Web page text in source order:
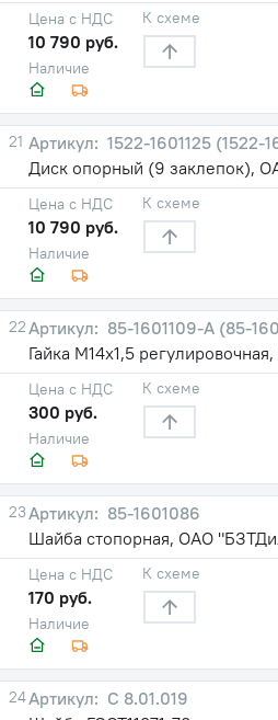
Наличие
Цена с НДС
10 790 руб.
К схеме
21
1522-1601125 (1522-
Диск опорный (9 заклепок),
Наличие
Цена с НДС
10 790 руб.
К схеме
22
85-1601109-A (85-
Гайка М14х1,5
Наличие
Цена с НДС
300 руб.
К схеме
23
85-1601086
Шайба стопорная, ОАО
Наличие
Цена с НДС
170 руб.
К схеме
24
С 8.01.019